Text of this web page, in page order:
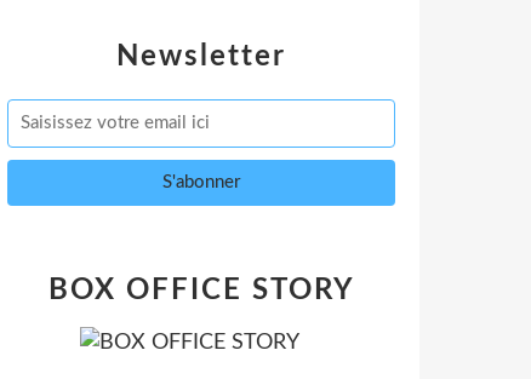
Newsletter
BOX OFFICE STORY